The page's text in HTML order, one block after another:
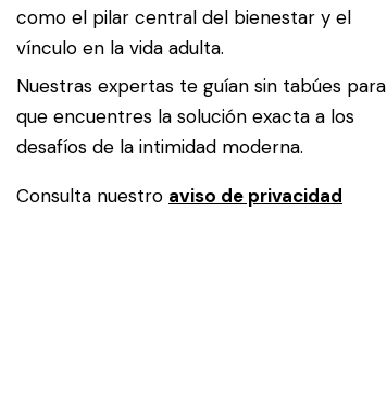
como el pilar central del bienestar y el
vínculo en la vida adulta.
Nuestras expertas te guían sin tabúes para
que encuentres la solución exacta a los
desafíos de la intimidad moderna.
Consulta nuestro aviso de privacidad